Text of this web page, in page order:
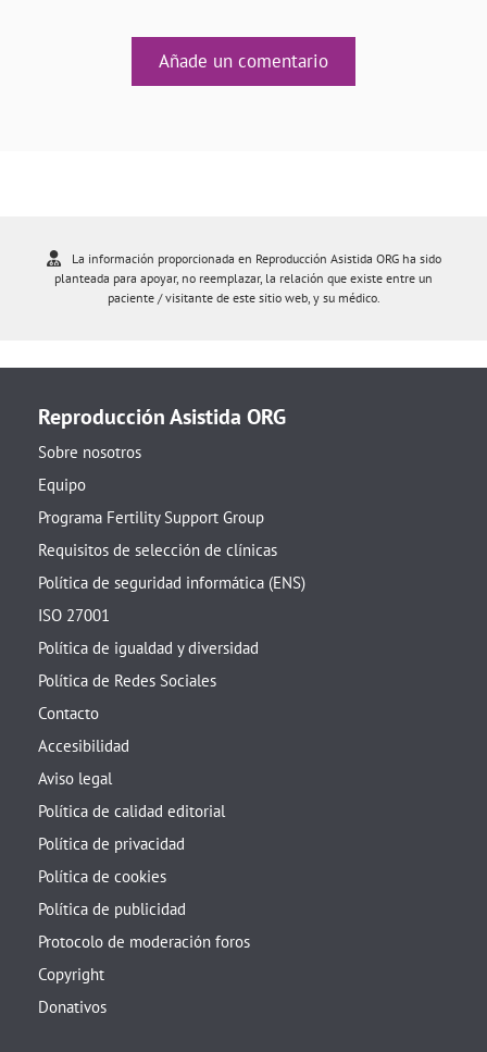
Añade un comentario
La información proporcionada en Reproducción Asistida ORG ha sido
planteada para apoyar, no reemplazar, la relación que existe entre un
paciente / visitante de este sitio web, y su médico.
Reproducción Asistida ORG
Sobre nosotros
Equipo
Programa Fertility Support Group
Requisitos de selección de clínicas
Política de seguridad informática (ENS)
ISO 27001
Política de igualdad y diversidad
Política de Redes Sociales
Contacto
Accesibilidad
Aviso legal
Política de calidad editorial
Política de privacidad
Política de cookies
Política de publicidad
Protocolo de moderación foros
Copyright
Donativos